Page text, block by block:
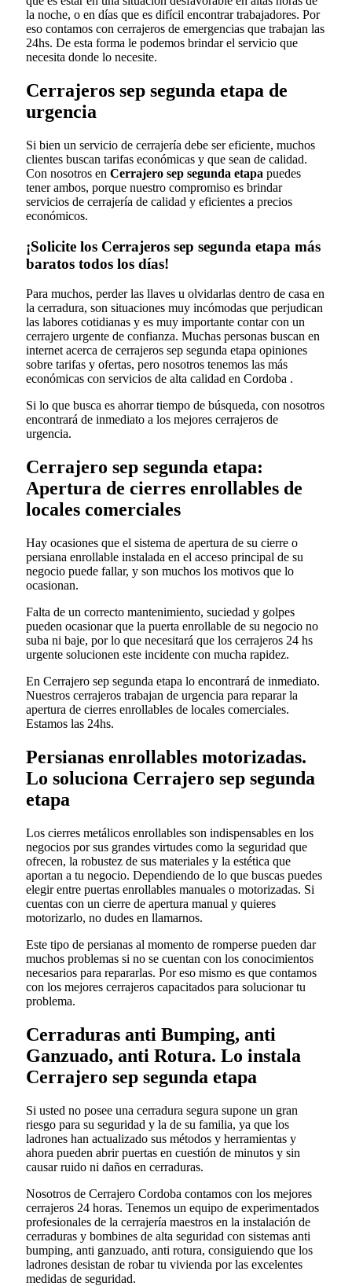
la noche, o en días que es difícil encontrar trabajadores. Por
eso contamos con cerrajeros de emergencias que trabajan las
24hs. De esta forma le podemos brindar el servicio que
necesita donde lo necesite.
Cerrajeros sep segunda etapa de
urgencia
Si bien un servicio de cerrajería debe ser eficiente, muchos
clientes buscan tarifas económicas y que sean de calidad.
Con nosotros en Cerrajero sep segunda etapa puedes
tener ambos, porque nuestro compromiso es brindar
servicios de cerrajería de calidad y eficientes a precios
económicos.
¡Solicite los Cerrajeros sep segunda etapa más
baratos todos los días!
Para muchos, perder las llaves u olvidarlas dentro de casa en
la cerradura, son situaciones muy incómodas que perjudican
las labores cotidianas y es muy importante contar con un
cerrajero urgente de confianza. Muchas personas buscan en
internet acerca de cerrajeros sep segunda etapa opiniones
sobre tarifas y ofertas, pero nosotros tenemos las más
económicas con servicios de alta calidad en Cordoba .
Si lo que busca es ahorrar tiempo de búsqueda, con nosotros
encontrará de inmediato a los mejores cerrajeros de
urgencia.
Cerrajero sep segunda etapa:
Apertura de cierres enrollables de
locales comerciales
Hay ocasiones que el sistema de apertura de su cierre o
persiana enrollable instalada en el acceso principal de su
negocio puede fallar, y son muchos los motivos que lo
ocasionan.
Falta de un correcto mantenimiento, suciedad y golpes
pueden ocasionar que la puerta enrollable de su negocio no
suba ni baje, por lo que necesitará que los cerrajeros 24 hs
urgente solucionen este incidente con mucha rapidez.
En Cerrajero sep segunda etapa lo encontrará de inmediato.
Nuestros cerrajeros trabajan de urgencia para reparar la
apertura de cierres enrollables de locales comerciales.
Estamos las 24hs.
Persianas enrollables motorizadas.
Lo soluciona Cerrajero sep segunda
etapa
Los cierres metálicos enrollables son indispensables en los
negocios por sus grandes virtudes como la seguridad que
ofrecen, la robustez de sus materiales y la estética que
aportan a tu negocio. Dependiendo de lo que buscas puedes
elegir entre puertas enrollables manuales o motorizadas. Si
cuentas con un cierre de apertura manual y quieres
motorizarlo, no dudes en llamarnos.
Este tipo de persianas al momento de romperse pueden dar
muchos problemas si no se cuentan con los conocimientos
necesarios para repararlas. Por eso mismo es que contamos
con los mejores cerrajeros capacitados para solucionar tu
problema.
Cerraduras anti Bumping, anti
Ganzuado, anti Rotura. Lo instala
Cerrajero sep segunda etapa
Si usted no posee una cerradura segura supone un gran
riesgo para su seguridad y la de su familia, ya que los
ladrones han actualizado sus métodos y herramientas y
ahora pueden abrir puertas en cuestión de minutos y sin
causar ruido ni daños en cerraduras.
Nosotros de Cerrajero Cordoba contamos con los mejores
cerrajeros 24 horas. Tenemos un equipo de experimentados
profesionales de la cerrajería maestros en la instalación de
cerraduras y bombines de alta seguridad con sistemas anti
bumping, anti ganzuado, anti rotura, consiguiendo que los
ladrones desistan de robar tu vivienda por las excelentes
medidas de seguridad.